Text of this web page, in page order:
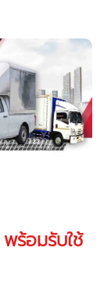
ร้อมรับใช้